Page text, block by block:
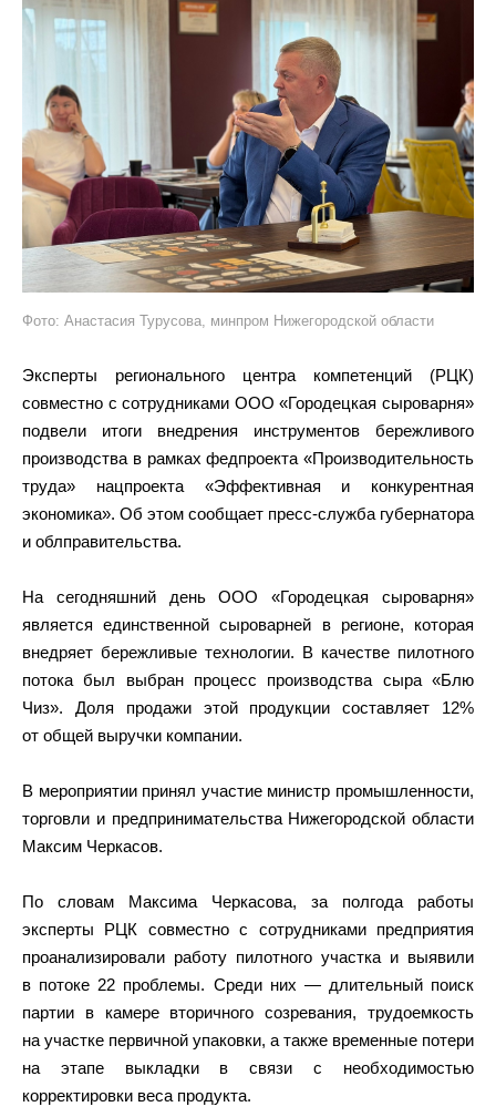
Фото: Анастасия Турусова, минпром Нижегородской области
Эксперты регионального центра компетенций (РЦК)
совместно с сотрудниками ООО «Городецкая сыроварня»
подвели итоги внедрения инструментов бережливого
производства в рамках федпроекта «Производительность
труда» нацпроекта «Эффективная и конкурентная
экономика». Об этом сообщает пресс-служба губернатора
и облправительства.
На сегодняшний день ООО «Городецкая сыроварня»
является единственной сыроварней в регионе, которая
внедряет бережливые технологии. В качестве пилотного
потока был выбран процесс производства сыра «Блю
Чиз». Доля продажи этой продукции составляет 12%
от общей выручки компании.
В мероприятии принял участие министр промышленности,
торговли и предпринимательства Нижегородской области
Максим Черкасов.
По словам Максима Черкасова, за полгода работы
эксперты РЦК совместно с сотрудниками предприятия
проанализировали работу пилотного участка и выявили
в потоке 22 проблемы. Среди них — длительный поиск
партии в камере вторичного созревания, трудоемкость
на участке первичной упаковки, а также временные потери
на этапе выкладки в связи с необходимостью
корректировки веса продукта.